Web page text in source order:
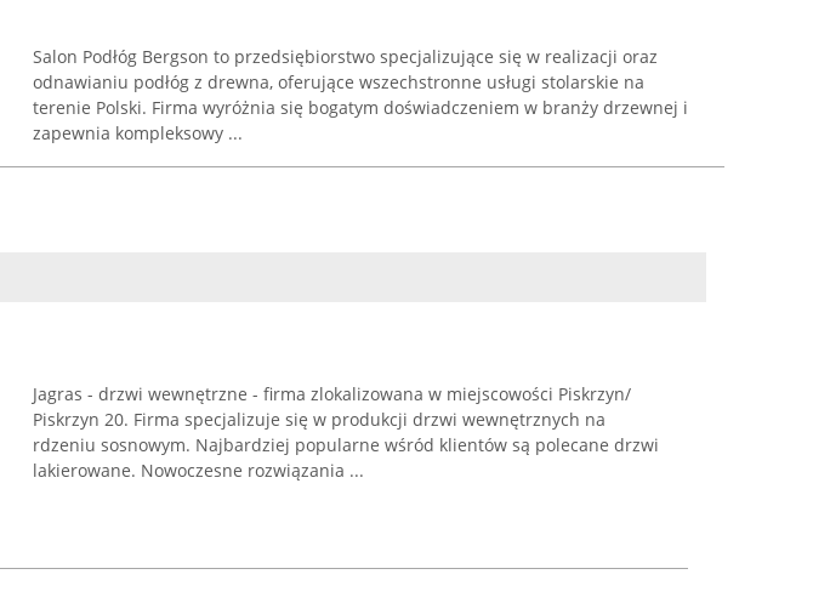
Salon Podłóg Bergson to przedsiębiorstwo specjalizujące się w realizacji oraz
odnawianiu podłóg z drewna, oferujące wszechstronne usługi stolarskie na
terenie Polski. Firma wyróżnia się bogatym doświadczeniem w branży drzewnej i
zapewnia kompleksowy ...
Jagras - drzwi wewnętrzne - firma zlokalizowana w miejscowości Piskrzyn/
Piskrzyn 20. Firma specjalizuje się w produkcji drzwi wewnętrznych na
rdzeniu sosnowym. Najbardziej popularne wśród klientów są polecane drzwi
lakierowane. Nowoczesne rozwiązania ...